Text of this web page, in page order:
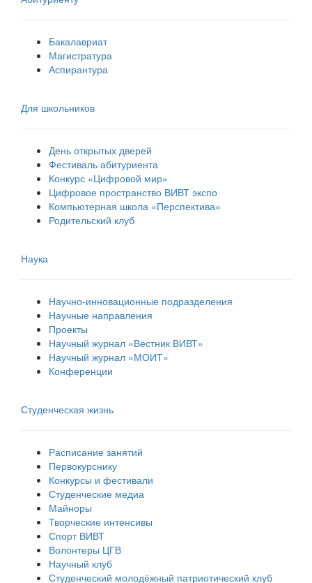
Бакалавриат
Магистратура
Аспирантура
Для школьников
День открытых дверей
Фестиваль абитуриента
Конкурс «Цифровой мир»
Цифровое пространство ВИВТ экспо
Компьютерная школа «Перспектива»
Родительский клуб
Наука
Научно-инновационные подразделения
Научные направления
Проекты
Научный журнал «Вестник ВИВТ»
Научный журнал «МОИТ»
Конференции
Студенческая жизнь
Расписание занятий
Первокурснику
Конкурсы и фестивали
Студенческие медиа
Майноры
Творческие интенсивы
Спорт ВИВТ
Волонтеры ЦГВ
Научный клуб
Студенческий молодёжный патриотический клуб